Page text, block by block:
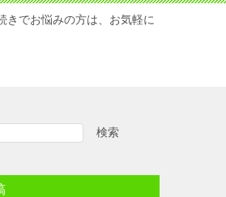
きでお悩みの方は、お気軽に
検索